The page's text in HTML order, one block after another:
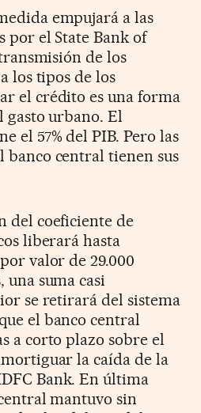
empujará a las
por el State Bank of
de los
los tipos de los
el crédito es una forma
urbano. El
el 57% del PIB. Pero las
banco central tienen sus
del coeficiente de
liberará hasta
valor de 29.000
suma casi
se retirará del sistema
el banco central
a corto plazo sobre el
la caída de la
Bank. En última
mantuvo sin